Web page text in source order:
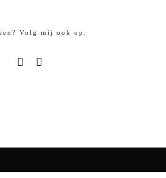
Volg mij ook op: